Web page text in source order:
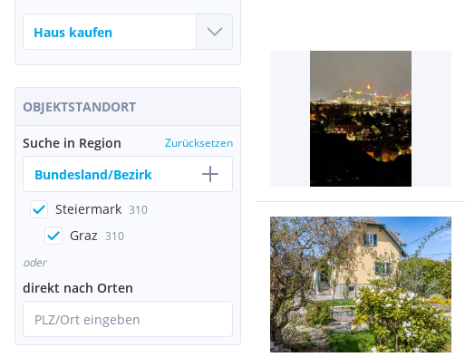
OBJEKTSTANDORT
Suche in Region Zurücksetzen
Bundesland/Bezirk
Steiermark 310
Graz 310
oder
direkt nach Orten
PLZ/Ort eingeben